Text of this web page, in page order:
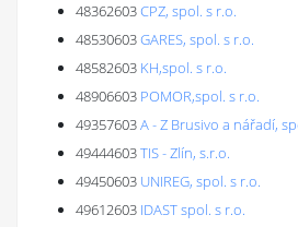
48362603CPZ, spol. s r.o.
48530603GARES, spol. s r.o.
48582603 KH,spol. s r.o.
48906603 POMOR,spol. s r.o.
49357603A - Z Brusivo a nářadí,
49444603TIS - Zlín, s.r.o.
49450603 UNIREG, spol. s r.o.
49612603 IDAST spol. s r.o.